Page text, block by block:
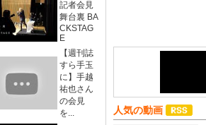
記者会見
舞台裏 BA
CKSTAG
E
【週刊誌
すら手玉
に】手越
祐也さん
の会見
を...
人気の動画